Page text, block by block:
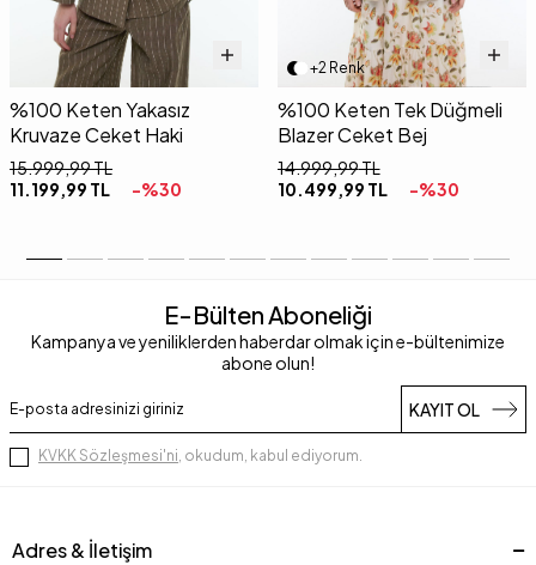
%100 Keten Yakasız
Kruvaze Ceket Haki
15.999,99TL
11.199,99 TL -%30
+2 Renk
%100 Keten Tek Düğmeli
Blazer Ceket Bej
14.999,99TL
10.499,99 TL -%30
E-Bülten Aboneliği
Kampanya ve yeniliklerden haberdar olmak için e-bültenimize
abone olun!
KAYIT OL
KVKK Sözleşmesi'ni , okudum, kabul ediyorum.
Adres & İletişim